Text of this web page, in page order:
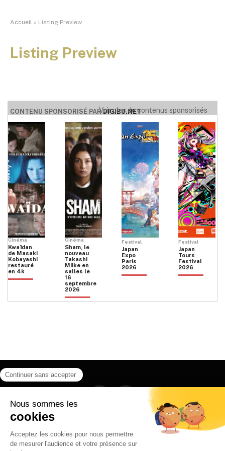
Accueil » Listing Preview
Listing Preview
CONTENU SPONSORISÉ PARDIGIBU.NET
Voir plus de contenus sponsorisés
Cinéma
Kwaïdan
de Masaki
Kobayashi
restauré
en 4k
Cinéma
Sham, le
nouveau
Takashi
Miike en
salles le
16
septembre
2026
Festival
Japan
Expo
Paris
2026
Festival
Japan
Tours
Festival
2026
Instagram
CONTACT
POLITIQUE DE CONFIDENTIALITÉ